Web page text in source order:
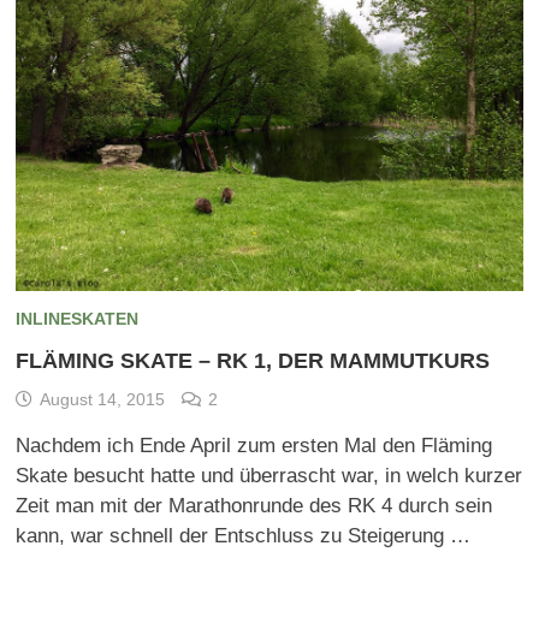
INLINESKATEN
FLÄMING SKATE – RK 1, DER MAMMUTKURS
August 14, 2015 2
Nachdem ich Ende April zum ersten Mal den Fläming
Skate besucht hatte und überrascht war, in welch kurzer
Zeit man mit der Marathonrunde des RK 4 durch sein
kann, war schnell der Entschluss zu Steigerung …